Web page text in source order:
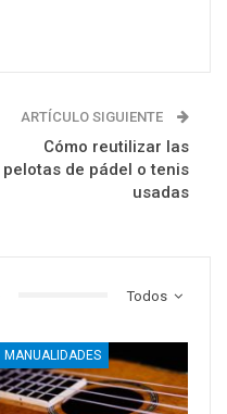
ARTÍCULO SIGUIENTE
Cómo reutilizar las
pelotas de pádel o tenis
usadas
Todos
MANUALIDADES